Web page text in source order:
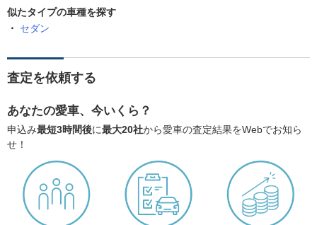
似たタイプの車種を探す
セダン
査定を依頼する
あなたの愛車、今いくら？
申込み最短3時間後に最大20社から愛車の査定結果をWebでお知ら
せ！